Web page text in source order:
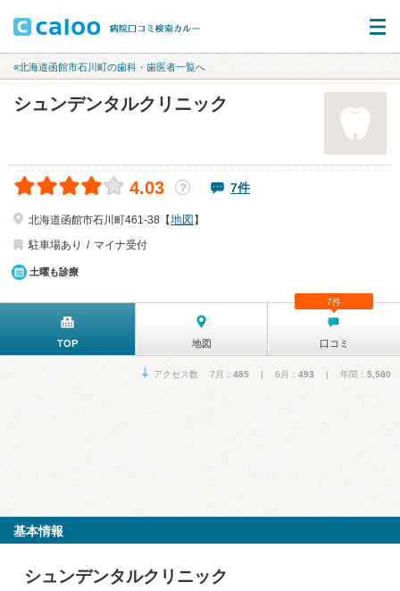
«北海道函館市石川町の歯科・歯医者一覧へ
シュンデンタルクリニック
4.03 ？ 7件
北海道函館市石川町461-38【地図 】
駐車場あり
マイナ受付
土曜も診療
TOP 地図 口コミ
7件
アクセス数 7月： 485 | 6月： 493 | 年間： 5,580
基本情報
シュンデンタルクリニック